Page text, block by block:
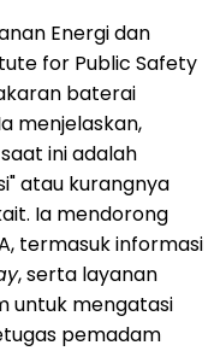
Energi dan
for Public Safety
baterai
menjelaskan,
ini adalah
atau kurangnya
Ia mendorong
termasuk informasi
, serta layanan
untuk mengatasi
pemadam